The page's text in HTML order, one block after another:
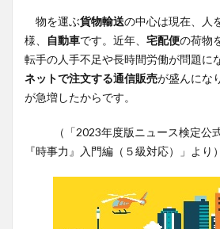
物を運ぶ貨物輸送の中心は現在、人
様、
自動車です。近年、 宅配便の荷物
転手の人手不足や長時間労働が問題に
ネットで注文する通信販売が盛んにな
が急増したからです。
（「2023年度版ニュース検定公式
『時事力』入門編（５級対応）」より）